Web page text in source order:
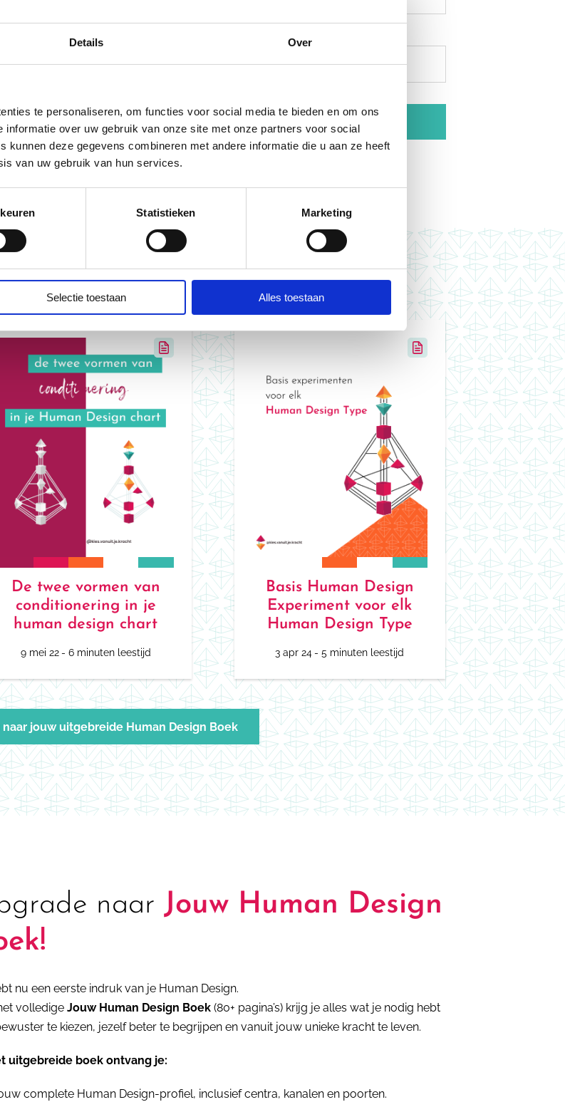
Details Over
te personaliseren, om functies voor social media te bieden en om ons
over uw gebruik van onze site met onze partners voor social
kunnen deze gegevens combineren met andere informatie die u aan ze heeft
van uw gebruik van hun services.
Statistieken Marketing
Selectie toestaan Alles toestaan
bij het lezen van je Human Design Startgids
De twee vormen van
conditionering in je
human design chart
9 mei 22 - 6 minuten leestijd
Basis Human Design
Experiment voor elk
Human Design Type
3 apr 24 - 5 minuten leestijd
jouw uitgebreide Human Design Boek
naar Jouw Human Design
nu een eerste indruk van je Human Design.
volledige Jouw Human Design Boek(80+ pagina’s) krijg je alles wat je nodig hebt
te kiezen, jezelf beter te begrijpen en vanuit jouw unieke kracht te leven.
uitgebreide boek ontvang je:
complete Human Design-profiel, inclusief centra, kanalen en poorten.